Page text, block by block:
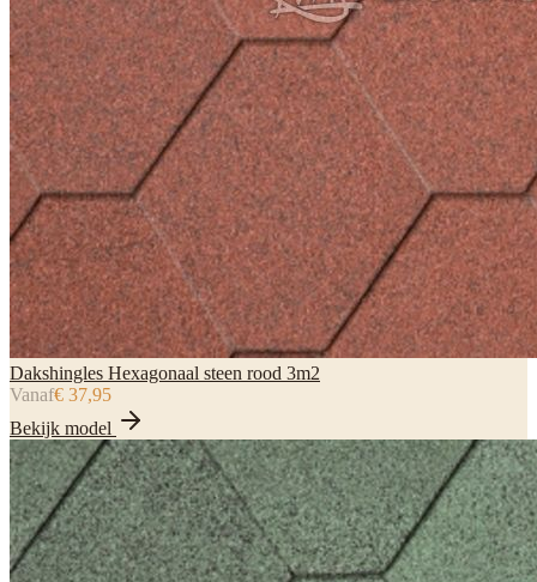
Dakshingles Hexagonaal steen rood 3m2
Vanaf€ 37,95
Bekijk model